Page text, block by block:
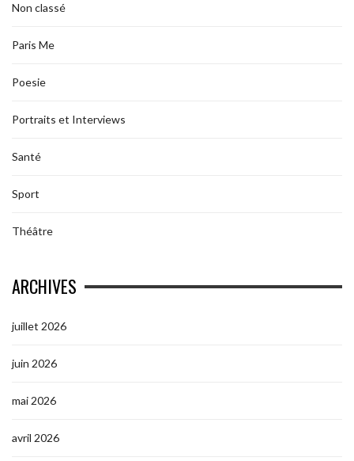
Non classé
Paris Me
Poesie
Portraits et Interviews
Santé
Sport
Théâtre
ARCHIVES
juillet 2026
juin 2026
mai 2026
avril 2026